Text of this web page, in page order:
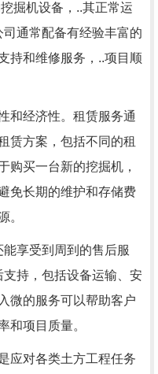
掘机设备，..其正常运
通常配备有经验丰富的
持和维修服务，..项目顺
和经济性。租赁服务通
赁方案，包括不同的租
购买一台新的挖掘机，
免长期的维护和存储费
。
享受到周到的售后服
持，包括设备运输、安
微的服务可以帮助客户
和项目质量。
应对各类土方工程任务